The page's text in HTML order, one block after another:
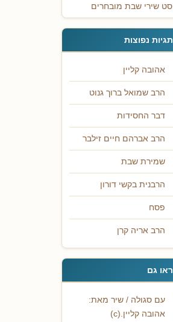
סט שירי שבת מובחרים
תגיות נפוצות
אהובה קליין
הרב שמואל ברוך גנוט
דבר החסידות
הרב אברהם חיים זילבר
שמירת שבת
הרבנית בקשי דורון
פסח
הרב אריה קרן
ראו גם
עם סגולה / שיר מאת:
אהובה קליין.(c)